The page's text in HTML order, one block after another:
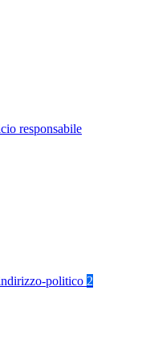
responsabile
politico 2